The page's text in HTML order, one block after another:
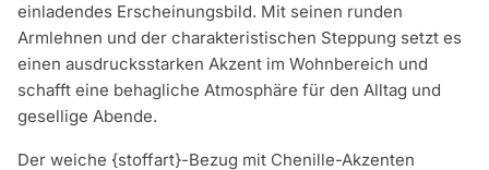
einladendes Erscheinungsbild. Mit seinen runden
Armlehnen und der charakteristischen Steppung setzt es
einen ausdrucksstarken Akzent im Wohnbereich und
schafft eine behagliche Atmosphäre für den Alltag und
gesellige Abende.
Der weiche {stoffart}-Bezug mit Chenille-Akzenten